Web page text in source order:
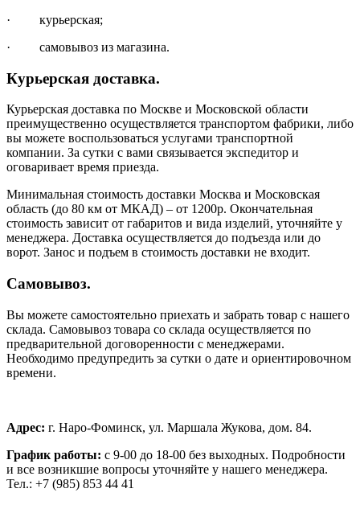
· курьерская;
· самовывоз из магазина.
Курьерская доставка.
Курьерская доставка по Москве и Московской области
преимущественно осуществляется транспортом фабрики, либо
вы можете воспользоваться услугами транспортной
компании. За сутки с вами связывается экспедитор и
оговаривает время приезда.
Минимальная стоимость доставки Москва и Московская
область (до 80 км от МКАД) – от 1200р. Окончательная
стоимость зависит от габаритов и вида изделий, уточняйте у
менеджера. Доставка осуществляется до подъезда или до
ворот. Занос и подъем в стоимость доставки не входит.
Самовывоз.
Вы можете самостоятельно приехать и забрать товар с нашего
склада. Самовывоз товара со склада осуществляется по
предварительной договоренности с менеджерами.
Необходимо предупредить за сутки о дате и ориентировочном
времени.
Адрес: г. Наро-Фоминск, ул. Маршала Жукова, дом. 84.
График работы: с 9-00 до 18-00 без выходных. Подробности
и все возникшие вопросы уточняйте у нашего менеджера.
Тел.: +7 (985) 853 44 41